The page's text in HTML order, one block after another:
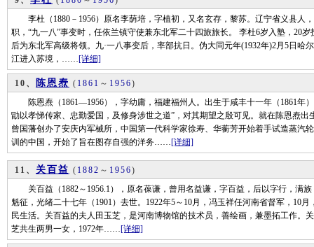
李杜（1880－1956）原名李荫培，字植初，又名玄存，黎苏。辽宁省义县人
职，“九一八”事变时，任依兰镇守使兼东北军二十四旅旅长。 李杜6岁入塾，20
后为东北军高级将领。九·一八事变后，率部抗日。伪大同元年(1932年)2月5日哈
江进入苏境，……[详细]
10、 陈恩焘 ( 1861 ～ 1956)
陈恩焘（1861—1956），字幼庸，福建福州人。出生于咸丰十一年（1861年
勖以孝悌传家、忠勤爱国，及修身涉世之道”，对其期望之殷可见。就在陈恩焘
曾国藩创办了安庆内军械所，中国第一代科学家徐寿、华蘅芳开始着手试造蒸汽
训的中国，开始了旨在图存自强的洋务……[详细]
11、 关百益 ( 1882 ～ 1956)
关百益（1882～1956.1），原名葆谦，曾用名益谦，字百益，后以字行，满
魁征，光绪二十七年（1901）去世。1922年5～10月，冯玉祥任河南省督军，10
民生活。关百益的夫人田玉芝，是河南博物馆的技术员，善绘画，兼墨拓工作。
芝共生两男一女，1972年……[详细]